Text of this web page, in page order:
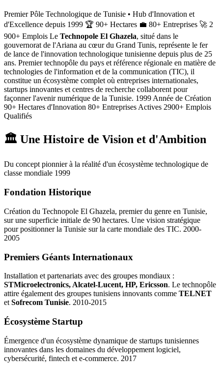
Premier Pôle Technologique de Tunisie • Hub d'Innovation et
d'Excellence depuis 1999 🏆 90+ Hectares 💼 80+ Entreprises 🚀 2
900+ Emplois Le Technopole El Ghazela, situé dans le
gouvernorat de l'Ariana au cœur du Grand Tunis, représente le fer
de lance de l'innovation technologique tunisienne depuis plus de 25
ans. Premier technopôle du pays et référence régionale en matière de
technologies de l'information et de la communication (TIC), il
constitue un écosystème complet où entreprises internationales,
startups innovantes et centres de recherche collaborent pour
façonner l'avenir numérique de la Tunisie. 1999 Année de Création
90+ Hectares d'Innovation 80+ Entreprises Actives 2900+ Emplois
Qualifiés
🏛️ Une Histoire de Vision et d'Ambition
Du concept pionnier à la réalité d'un écosystème technologique de
classe mondiale 1999
Fondation Historique
Création du Technopole El Ghazela, premier du genre en Tunisie,
sur une superficie initiale de 90 hectares. Une vision stratégique
pour positionner la Tunisie sur la carte mondiale des TIC. 2000-
2005
Premiers Géants Internationaux
Installation et partenariats avec des groupes mondiaux :
STMicroelectronics, Alcatel-Lucent, HP, Ericsson. Le technopôle
attire également des groupes tunisiens innovants comme TELNET
et Sofrecom Tunisie. 2010-2015
Écosystème Startup
Émergence d'un écosystème dynamique de startups tunisiennes
innovantes dans les domaines du développement logiciel,
cybersécurité, fintech et e-commerce. 2017